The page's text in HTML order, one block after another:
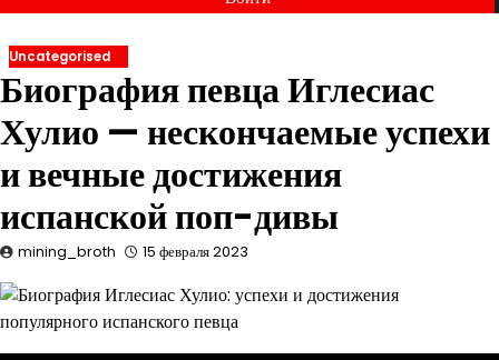
Uncategorised
Биография певца Иглесиас
Хулио — нескончаемые успехи
и вечные достижения
испанской поп-дивы
mining_broth 15 февраля 2023